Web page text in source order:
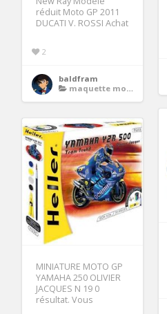
réduit Moto GP 2011
DUCATI V. ROSSI Achat
2
baldfram
maquette moto gp
MINIATURE MOTO GP
YAMAHA 250 OLIVIER
JACQUES N 19 0
résultat. Vous